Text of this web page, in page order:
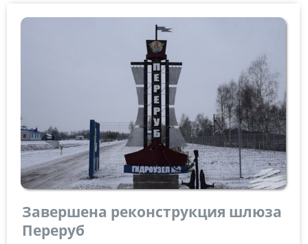
Завершена реконструкция шлюза
Переруб